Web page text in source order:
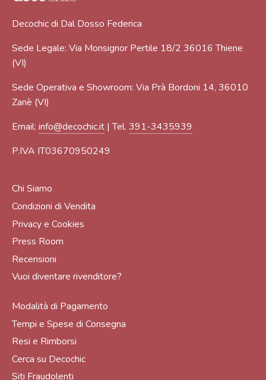
Decochic di Dal Dosso Federica
Sede Legale: Via Monsignor Pertile 18/2 36016 Thiene
(VI)
Sede Operativa e Showroom: Via Prà Bordoni 14, 36010
Zanè (VI)
Email: info@decochic.it | Tel. 391-3435939
P.IVA IT03670950249
Chi Siamo
Condizioni di Vendita
Privacy e Cookies
Press Room
Recensioni
Vuoi diventare rivenditore?
Modalità di Pagamento
Tempi e Spese di Consegna
Resi e Rimborsi
Cerca su Decochic
Siti Fraudolenti